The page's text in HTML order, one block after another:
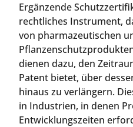
Ergänzende
rechtliches Instrument,
von pharmazeutischen
dienen dazu, den
Patent bietet, über
hinaus zu verlängern.
in Industrien, in denen
Entwicklungszeiten